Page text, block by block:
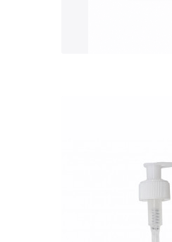
Nettó ár:
AquaLine